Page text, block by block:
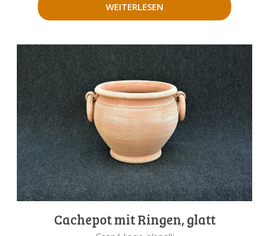
WEITERLESEN
Cachepot mit Ringen, glatt